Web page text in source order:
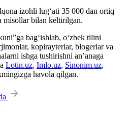
izohli lug‘ati 35 000 dan ortiq
misollar bilan keltirilgan.
bag‘ishlab, o‘zbek tilini
kopirayterlar, blogerlar va
ishga tushirishni an’anaga
Lotin.uz, Imlo.uz, Sinonim.uz,
havola qilgan.